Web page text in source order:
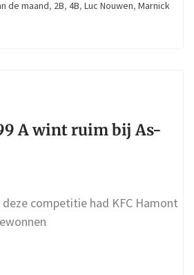
de maand, 2B, 4B, Luc Nouwen, Marnick
A wint ruim bij As-
deze competitie had KFC Hamont